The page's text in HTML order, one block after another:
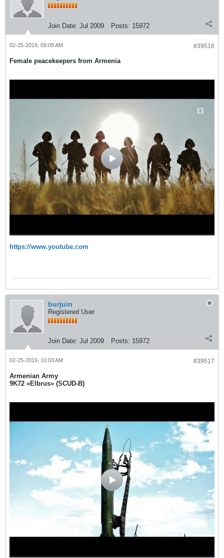
Join Date: Jul 2009 Posts: 15972
#39516
02-25-2019, 09:09 AM
Female peacekeepers from Armenia
https://www.youtube.com
burjuin
Registered User
Join Date: Jul 2009 Posts: 15972
#39517
02-25-2019, 10:03 AM
Armenian Army
9K72 «Elbrus» (SCUD-B)